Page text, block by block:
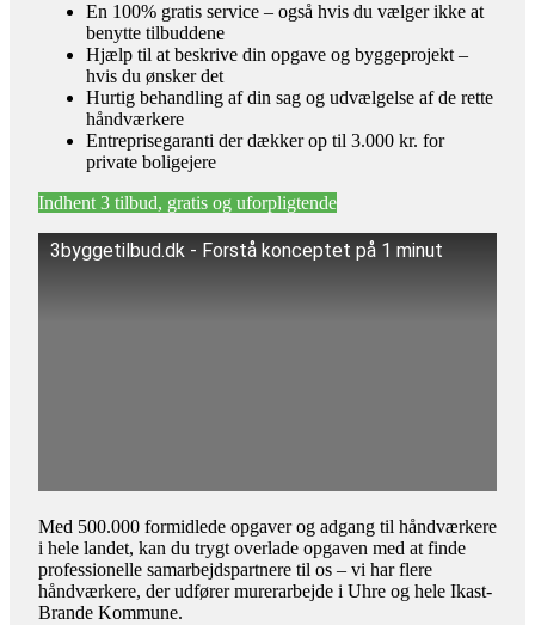
En 100% gratis service – også hvis du vælger ikke at
benytte tilbuddene
Hjælp til at beskrive din opgave og byggeprojekt –
hvis du ønsker det
Hurtig behandling af din sag og udvælgelse af de rette
håndværkere
Entreprisegaranti der dækker op til 3.000 kr. for
private boligejere
Indhent 3 tilbud, gratis og uforpligtende
3byggetilbud.dk - Forstå konceptet på 1 minut
Med 500.000 formidlede opgaver og adgang til håndværkere
i hele landet, kan du trygt overlade opgaven med at finde
professionelle samarbejdspartnere til os – vi har flere
håndværkere, der udfører murerarbejde i Uhre og hele Ikast-
Brande Kommune.